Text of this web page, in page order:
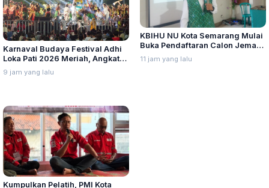
Karnaval Budaya Festival Adhi
Loka Pati 2026 Meriah, Angkat
Keberagaman Budaya Daerah
9 jam yang lalu
KBIHU NU Kota Semarang Mulai
Buka Pendaftaran Calon Jemaah
Haji Angkatan 21 Tahun 2027
11 jam yang lalu
Kumpulkan Pelatih, PMI Kota